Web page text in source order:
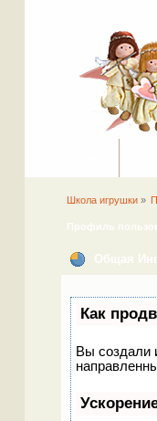
Школа игрушки »
Профиль
Общая
Как
Вы создали